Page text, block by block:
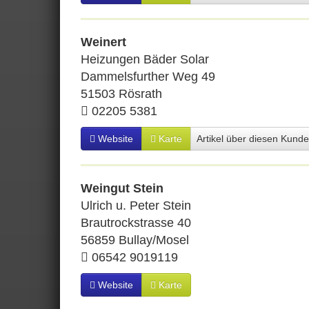
Weinert
Heizungen Bäder Solar
Dammelsfurther Weg 49
51503 Rösrath
02205 5381
Website Karte Artikel über diesen
Weingut Stein
Ulrich u. Peter Stein
Brautrockstrasse 40
56859 Bullay/Mosel
06542 9019119
Website Karte